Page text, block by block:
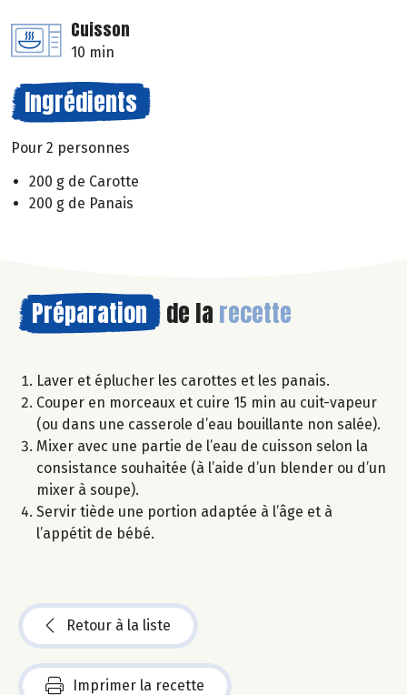
Cuisson
10 min
Ingrédients
Pour 2 personnes
200 g de Carotte
200 g de Panais
Préparation de la recette
Laver et éplucher les carottes et les panais.
Couper en morceaux et cuire 15 min au cuit-vapeur
(ou dans une casserole d’eau bouillante non salée).
Mixer avec une partie de l’eau de cuisson selon la
consistance souhaitée (à l’aide d’un blender ou d’un
mixer à soupe).
Servir tiède une portion adaptée à l’âge et à
l’appétit de bébé.
Retour à la liste
Imprimer la recette